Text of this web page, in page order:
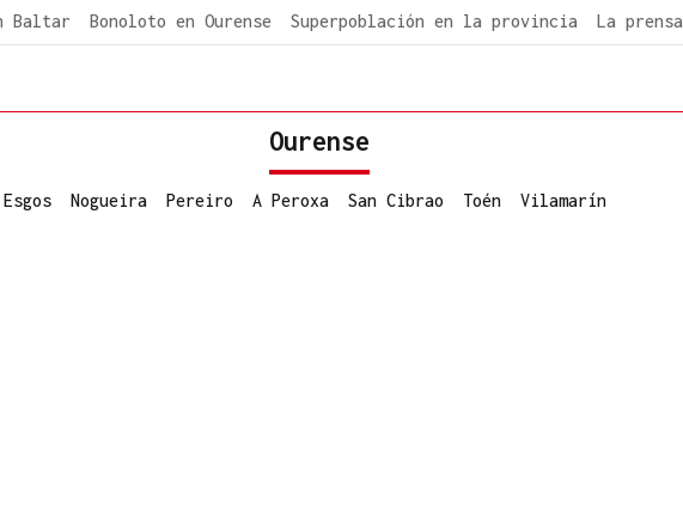
Baltar Bonoloto en Ourense Superpoblación en la provincia La prensa
Ourense
Esgos Nogueira Pereiro A Peroxa San Cibrao Toén Vilamarín